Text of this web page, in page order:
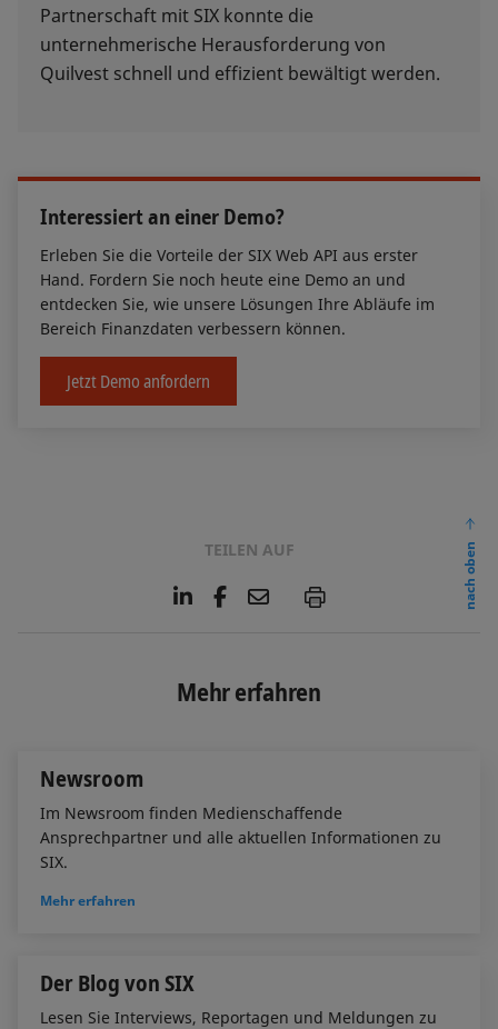
Partnerschaft mit SIX konnte die
unternehmerische Herausforderung von
Quilvest schnell und effizient bewältigt werden.
Interessiert an einer Demo?
Erleben Sie die Vorteile der SIX Web API aus erster
Hand. Fordern Sie noch heute eine Demo an und
entdecken Sie, wie unsere Lösungen Ihre Abläufe im
Bereich Finanzdaten verbessern können.
Jetzt Demo anfordern
TEILEN AUF
L
e
d
F
o
E
l
P
nach oben
Mehr erfahren
Newsroom
Im Newsroom finden Medienschaffende
Ansprechpartner und alle aktuellen Informationen zu
SIX.
Mehr erfahren
Der Blog von SIX
Lesen Sie Interviews, Reportagen und Meldungen zu